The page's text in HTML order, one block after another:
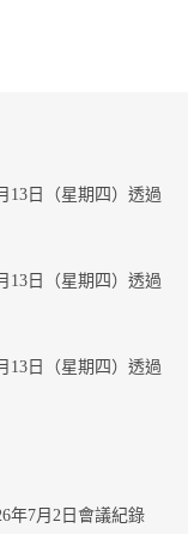
13日（星期四）透過
13日（星期四）透過
13日（星期四）透過
年7月2日會議紀錄